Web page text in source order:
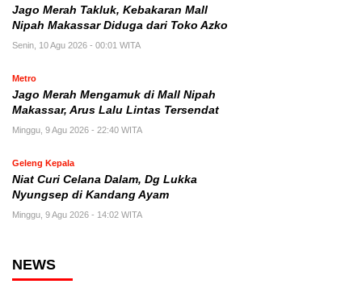
Jago Merah Takluk, Kebakaran Mall
Nipah Makassar Diduga dari Toko Azko
Senin, 10 Agu 2026 - 00:01 WITA
Metro
Jago Merah Mengamuk di Mall Nipah
Makassar, Arus Lalu Lintas Tersendat
Minggu, 9 Agu 2026 - 22:40 WITA
Geleng Kepala
Niat Curi Celana Dalam, Dg Lukka
Nyungsep di Kandang Ayam
Minggu, 9 Agu 2026 - 14:02 WITA
NEWS